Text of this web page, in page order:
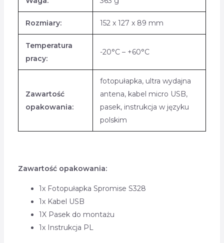
Rozmiary: 152 x 127 x 89 mm
Temperatura
pracy:
-20°C – +60°C
Zawartość
opakowania:
fotopułapka, ultra wydajna
antena, kabel micro USB,
pasek, instrukcja w języku
polskim
Zawartość opakowania:
1x Fotopułapka Spromise S328
1x Kabel USB
1X Pasek do montażu
1x Instrukcja PL